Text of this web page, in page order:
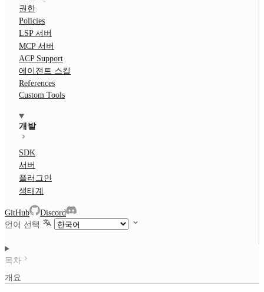
권한
Policies
LSP 서버
MCP 서버
ACP Support
에이전트 스킬
References
Custom Tools
개발
SDK
서버
플러그인
생태계
GitHub
Discord
언어 선택
목차
개요